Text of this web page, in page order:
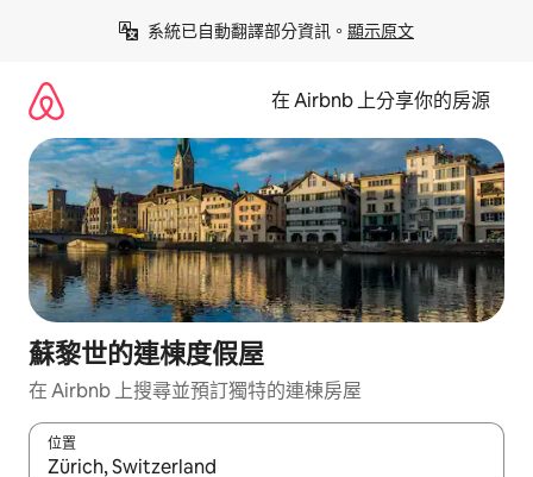
系統已自動翻譯部分資訊。 顯示原文
在 Airbnb 上分享你的房源
蘇黎世的連棟度假屋
在 Airbnb 上搜尋並預訂獨特的連棟房屋
位置
如有搜尋結果，瀏覽內容時請使用上下箭頭，或輕點、滑動裝置。